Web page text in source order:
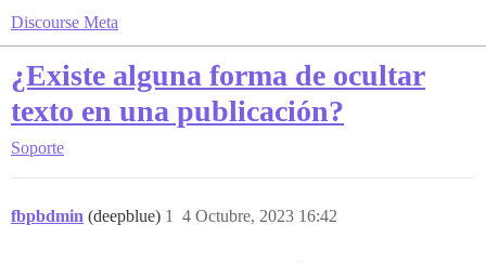
Discourse Meta
¿Existe alguna forma de ocultar
texto en una publicación?
Soporte
fbpbdmin (deepblue) 4 Octubre, 2023 16:42
1